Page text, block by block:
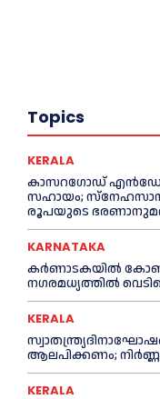
Topics
KERALA
കാസറഗോഡ്
സഹായം;
രൂപയുടെ
KARNATAKA
കർണാടകയിൽ
നഗരമധ്യത്തില്‍
KERALA
ആലപിക്കണം;
KERALA